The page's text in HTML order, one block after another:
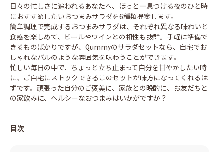
日々の忙しさに追われるあなたへ、ほっと一息つける夜のひと時
におすすめしたいおつまみサラダを6種類提案します。
簡単調理で完成するおつまみサラダは、それぞれ異なる味わいと
食感を楽しめて、ビールやワインとの相性も抜群。手軽に準備で
きるものばかりですが、Qummyのサラダセットなら、自宅でお
しゃれなバルのような雰囲気を味わうことができます。
忙しい毎日の中で、ちょっと立ち止まって自分を甘やかしたい時
に、ご自宅にストックできるこのセットが味方になってくれるは
ずです。頑張った自分のご褒美に、家族との晩酌に、お友だちと
の家飲みに、ヘルシーなおつまみはいかがですか？
目次